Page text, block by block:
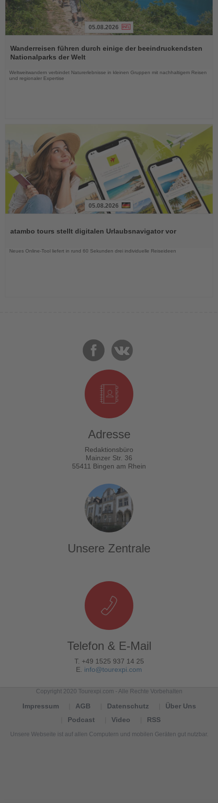
Sie
die
Nachrichten
05.08.2026
Wanderreisen führen durch einige der beeindruckendsten
Nationalparks der Welt
Weltweitwandern verbindet Naturerlebnisse in kleinen Gruppen mit nachhaltigem Reisen
und regionaler Expertise
die
05.08.2026
atambo tours stellt digitalen Urlaubsnavigator vor
Neues Online-Tool liefert in rund 60 Sekunden drei individuelle Reiseideen
Adresse
Redaktionsbüro
Mainzer Str. 36
55411 Bingen am Rhein
Unsere Zentrale
Telefon & E-Mail
T. +49 1525 937 14 25
E. info@tourexpi.com
Copyright 2020 Tourexpi.com - Alle Rechte Vorbehalten
Impressum AGB Datenschutz
Über Uns
Podcast
Video RSS
Unsere Webseite ist auf allen Computern und mobilen Geräten gut nutzbar.